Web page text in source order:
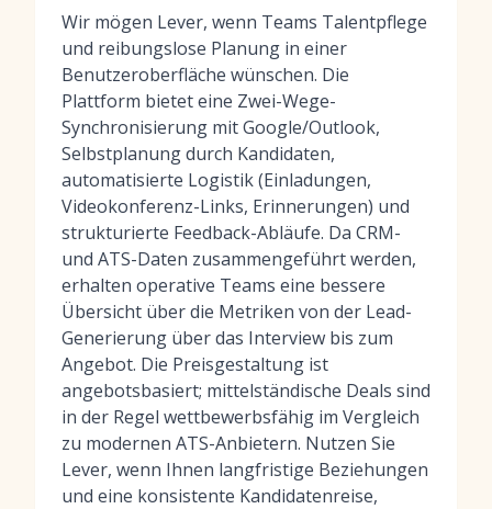
Wir mögen Lever, wenn Teams Talentpflege
und reibungslose Planung in einer
Benutzeroberfläche wünschen. Die
Plattform bietet eine Zwei-Wege-
Synchronisierung mit Google/Outlook,
Selbstplanung durch Kandidaten,
automatisierte Logistik (Einladungen,
Videokonferenz-Links, Erinnerungen) und
strukturierte Feedback-Abläufe. Da CRM-
und ATS-Daten zusammengeführt werden,
erhalten operative Teams eine bessere
Übersicht über die Metriken von der Lead-
Generierung über das Interview bis zum
Angebot. Die Preisgestaltung ist
angebotsbasiert; mittelständische Deals sind
in der Regel wettbewerbsfähig im Vergleich
zu modernen ATS-Anbietern. Nutzen Sie
Lever, wenn Ihnen langfristige Beziehungen
und eine konsistente Kandidatenreise,